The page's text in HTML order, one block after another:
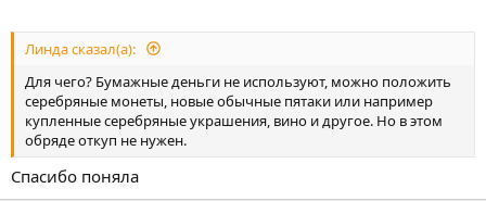
Линда сказал(а):
Для чего? Бумажные деньги не используют, можно положить
серебряные монеты, новые обычные пятаки или например
купленные серебряные украшения, вино и другое. Но в этом
обряде откуп не нужен.
Спасибо поняла